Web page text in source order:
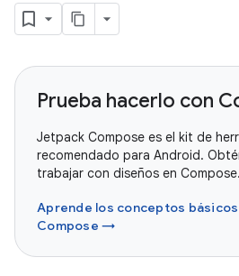
Prueba hacerlo con
Jetpack Compose es el kit de
recomendado para Android.
trabajar con diseños en Compose.
Aprende los conceptos
Compose →